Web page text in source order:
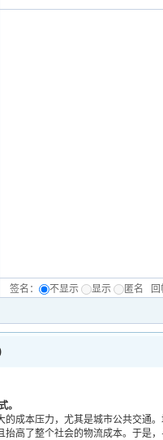
签名： 不显示 显示 匿名 回
。
本压力，尤其是城市公共交通。
高了整个社会的物流成本。于是